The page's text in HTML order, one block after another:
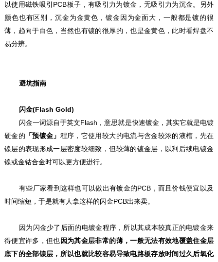
以使用磁铁吸引PCB板子，有吸引力为镀金，无吸引力为沉金。另外
颜色也有区别，沉金为金黄色，镀金因为金面大，一般都是镀的很
薄，趋向于白色，当然也有镀的很厚的，也是金黄色，此时看焊盘不
易分辨。
避坑指南
闪金(Flash Gold)
闪金一词源自于英文Flash，意思就是快速镀金，其实它就是电镀
硬金的 「预镀金」 程序，它使用较大的电流与含金较浓的液槽，先在
镍层的表现形成一层密度较细致，但较薄的镀金层，以利后续电镀金
镍或金钴合金时可以更方便进行。
有些厂家看到这样也可以做出有镀金的PCB，而且价钱便宜以及
时间缩短，于是就有人拿这样的闪金PCB出来卖。
因为闪金少了后面的电镀金程序，所以其成本较真正的电镀金来
得便宜许多，但也因为其金层非常的薄，一般无法有效地覆盖住金层
底下的全部镍层，所以也就比较容易导致电路板存放时间过久后氧化